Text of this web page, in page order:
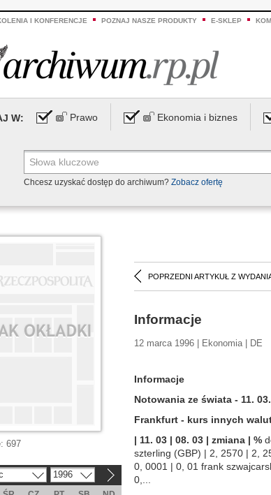
I KONFERENCJE POZNAJ NASZE PRODUKTY E-SKLEP
W: Prawo Ekonomia i biznes
Chcesz uzyskać dostęp do archiwum? Zobacz ofertę
POPRZEDNI ARTYKUŁ Z
Informacje
12 marca 1996 | Ekonomia | DE
Informacje
Notowania ze świata - 11.
Frankfurt - kurs innych
| 11. 03 | 08. 03 | zmiana | %
szterling (GBP) | 2, 2570 | 2,
0, 0001 | 0, 01 frank
0,...
697
1996